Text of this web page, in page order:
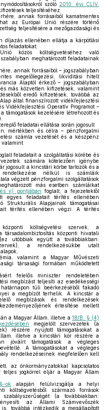
szóló 2010. évi CLIV.
teljesítéséhez.
annak forrásaiból kamatmentes
az Európai Unió részére történő
teljesítésére a mezőgazdasági és
díjazás ellenében ellátja a kárpótlási
feladatokat;
közös költségvetéséhez való
meghatározott feladatainak
annak forrásaiból – jogszabályban
megelőlegezési, likviditási hitelt
Alaptól érkező – jogszabályban
más közvetlen kifizetések, valamint
eredő kifizetések, továbbá az
által finanszírozott vidékfejlesztési
Vidékfejlesztési Operatív Programot –
támogatások kezelésére létrehozott és
feladatai ellátása során jogosult
mértékben és célra – pénzforgalmi
számla vezetését és a készpénz
valamint
feladatait a szolgáltatási körébe és
számára kötelezően igénybe
jogosult a kincstári körbe tartozók és a
rendelkezése nélkül is számláik
végzett pénzforgalmi szolgáltatások
más esetben számláikat
v) pontjában foglalt, a fejezetektől
egyes feladatait térítés ellenében
Alapjainak támogatásai
térítés ellenében végzi. A térítés
költségvetési szervek, a
központi hivatali
utóbbiak együtt a továbbiakban:
a rendelkezésükbe utalt
valamint a Magyar Művészeti
társasági formában működtetett
felelős miniszter rendeletében
megbízást teljesíti az esedékességi
túli beérkezéséből fakadó
a megbízót terhelik. A kincstár a
megbízások és rendelkezések
értesítése mellett
a Magyar Állam, illetve a18/B. § (4)
megjelölt szervezetek (a
részére nyújtott támogatásokat a
illetve a kincstári kör részére a
jóváírt támogatások a végleges
A támogatásokat a végleges
rendelkezéseinek megfelelően kell
az önkormányzatokkal kapcsolatos
teljes jogkörrel eljár a Magyar Állam
ok alapján felülvizsgálja a helyi
költségvetésből származó források
(a továbbiakban:
az Állami Számvevőszék
is, továbbá intézkedik a megállapított